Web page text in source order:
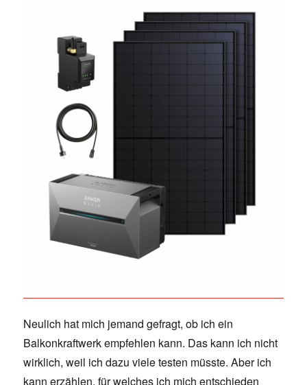
Neulich hat mich jemand gefragt, ob ich ein
Balkonkraftwerk empfehlen kann. Das kann ich nicht
wirklich, weil ich dazu viele testen müsste. Aber ich
kann erzählen, für welches ich mich entschieden